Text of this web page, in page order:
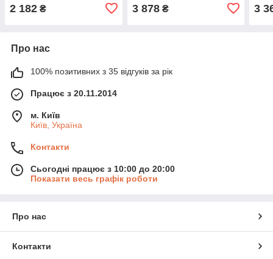
2 182 ₴ 3 878₴ 3
Про нас
100% позитивних з 35 відгуків за рік
Працює з 20.11.2014
м. Київ
Київ, Україна
Контакти
Сьогодні працює з 10:00 до 20:00
Показати весь графік роботи
Про нас
Контакти